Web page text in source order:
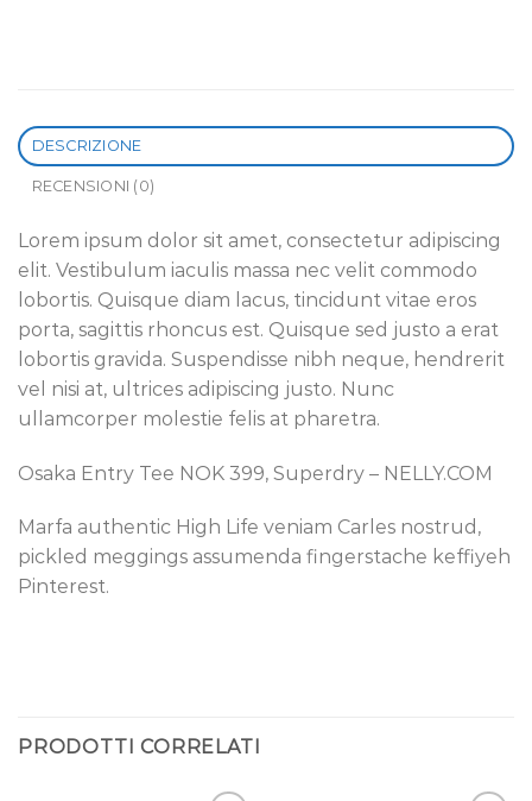
DESCRIZIONE
RECENSIONI (0)
Lorem ipsum dolor sit amet, consectetur adipiscing
elit. Vestibulum iaculis massa nec velit commodo
lobortis. Quisque diam lacus, tincidunt vitae eros
porta, sagittis rhoncus est. Quisque sed justo a erat
lobortis gravida. Suspendisse nibh neque, hendrerit
vel nisi at, ultrices adipiscing justo. Nunc
ullamcorper molestie felis at pharetra.
Osaka Entry Tee NOK 399, Superdry – NELLY.COM
Marfa authentic High Life veniam Carles nostrud,
pickled meggings assumenda fingerstache keffiyeh
Pinterest.
PRODOTTI CORRELATI